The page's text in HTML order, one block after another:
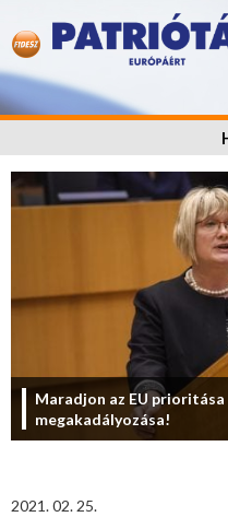
Maradjon az EU
megakadályozása!
2021. 02. 25.